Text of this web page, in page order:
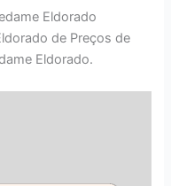
Eldorado
de Preços de
Eldorado.